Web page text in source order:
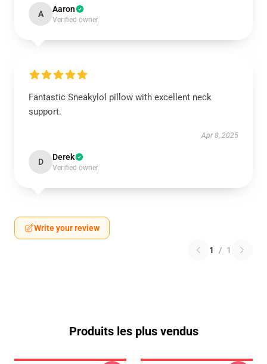
A Aaron
Verified owner
Fantastic Sneakylol pillow with excellent neck
support.
Apr 8, 2025
D Derek
Verified owner
Write your review
1 / 1
Produits les plus vendus